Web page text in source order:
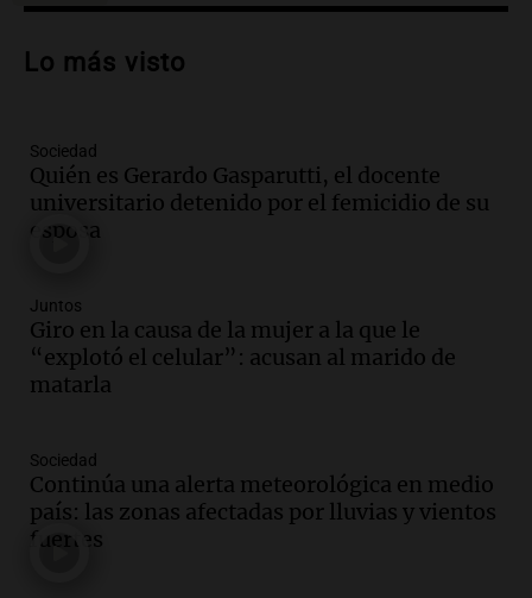
Audio.Carolina Losada: "Faltó que el
ley de propiedad privada
Audio.
en Rosario contra la ley de Propiedad
Privada.
Viva la Radio Rosario
Audio.
la ley de Propiedad Privada debatida en
el Senado.
Viva la Radio Rosario
por la Ley de Tierras: "Construyeron un
relato mentiroso"
Informados al regreso
Episodios
Lo más visto
Sociedad
Quién es Gerardo Gasparutti, el docente
universitario detenido por el femicidio de su
esposa
Juntos
Giro en la causa de la mujer a la que le
“explotó el celular”: acusan al marido de
matarla
Sociedad
Continúa una alerta meteorológica en medio
país: las zonas afectadas por lluvias y vientos
fuertes